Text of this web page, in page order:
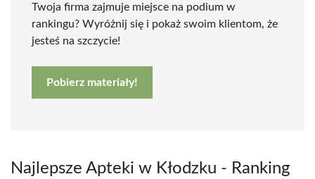
Twoja firma zajmuje miejsce na podium w
rankingu? Wyróżnij się i pokaż swoim klientom, że
jesteś na szczycie!
Pobierz materiały!
Najlepsze Apteki w Kłodzku - Ranking